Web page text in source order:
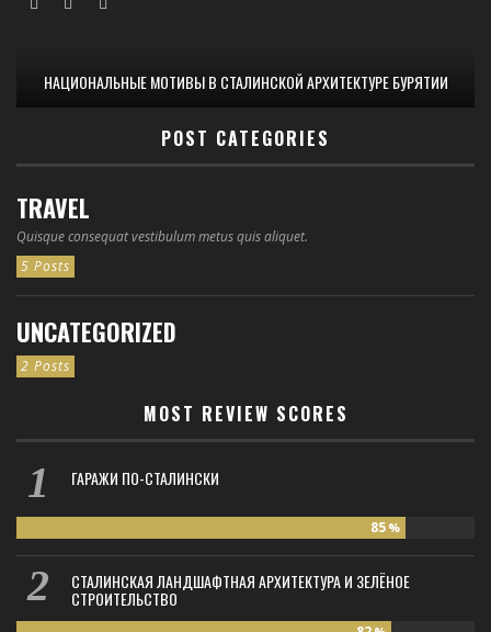
НАЦИОНАЛЬНЫЕ МОТИВЫ В СТАЛИНСКОЙ АРХИТЕКТУРЕ БУРЯТИИ
POST CATEGORIES
TRAVEL
Quisque consequat vestibulum metus quis aliquet.
5 Posts
UNCATEGORIZED
2 Posts
MOST REVIEW SCORES
ГАРАЖИ ПО-СТАЛИНСКИ
85 %
СТАЛИНСКАЯ ЛАНДШАФТНАЯ АРХИТЕКТУРА И ЗЕЛЁНОЕ
СТРОИТЕЛЬСТВО